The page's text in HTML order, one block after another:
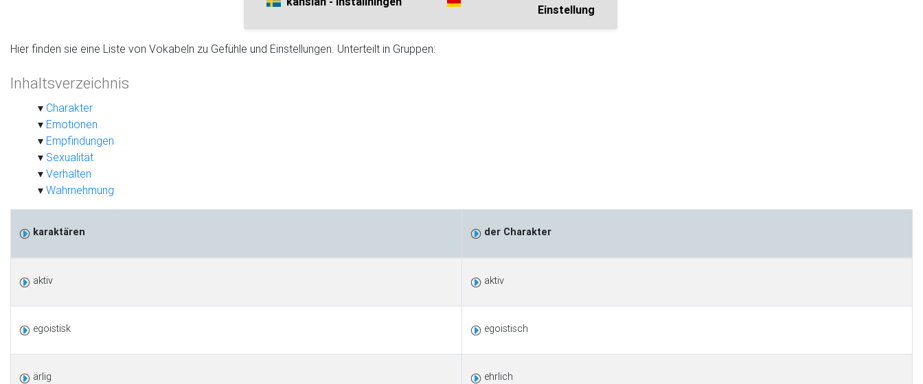
Einstellung
Hier finden sie eine Liste von Vokabeln zu Gefühle und Einstellungen. Unterteilt in Gruppen:
Inhaltsverzeichnis
Charakter
Emotionen
Empfindungen
Sexualität
Verhalten
Wahrnehmung
karaktären der Charakter
aktiv aktiv
egoistisk egoistisch
ärlig ehrlich